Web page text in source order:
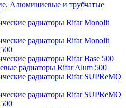
Алюминиевые и трубчатые
радиаторы Rifar Monolit
радиаторы Rifar Monolit
радиаторы Rifar Base 500
радиаторы Rifar Alum 500
радиаторы Rifar SUPReMO
радиаторы Rifar SUPReMO